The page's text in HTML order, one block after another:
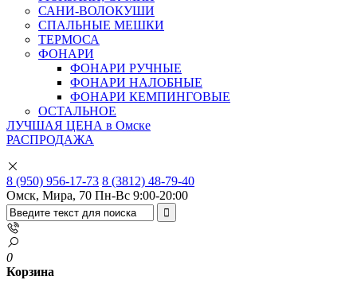
САНИ-ВОЛОКУШИ
СПАЛЬНЫЕ МЕШКИ
ТЕРМОСА
ФОНАРИ
ФОНАРИ РУЧНЫЕ
ФОНАРИ НАЛОБНЫЕ
ФОНАРИ КЕМПИНГОВЫЕ
ОСТАЛЬНОЕ
ЛУЧШАЯ ЦЕНА в Омске
РАСПРОДАЖА
8 (950) 956-17-73 8 (3812) 48-79-40
Омск, Мира, 70 Пн-Вс 9:00-20:00
0
Корзина